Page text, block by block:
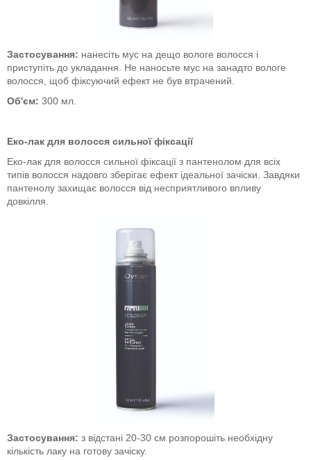
Застосування: нанесіть мус на дещо вологе волосся і
приступіть до укладання. Не наносьте мус на занадто вологе
волосся, щоб фіксуючий ефект не був втрачений.
Об'єм: 300 мл.
Еко-лак для волосся сильної фіксації
Еко-лак для волосся сильної фіксації з пантенолом для всіх
типів волосся надовго зберігає ефект ідеальної зачіски. Завдяки
пантенолу захищає волосся від несприятливого впливу
довкілля.
Застосування: з відстані 20-30 см розпорошіть необхідну
кількість лаку на готову зачіску.